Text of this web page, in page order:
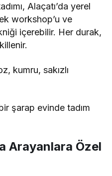
Alaçatı’da yerel
workshop’u ve
içerebilir. Her durak,
kumru, sakızlı
şarap evinde tadım
Arayanlara Özel